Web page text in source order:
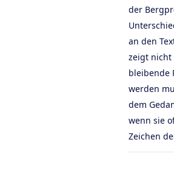
der
an den
zeigt nicht
bleibende
werden
dem
wenn sie
Zeichen